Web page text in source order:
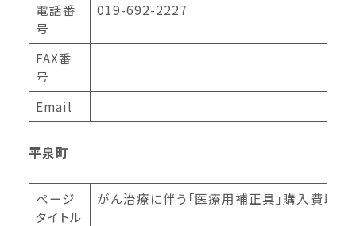
電話番
号
019-692-2227
FAX番
号
Email
平泉町
ページ
タイトル
がん治療に伴う「医療用補正具」購入費助成